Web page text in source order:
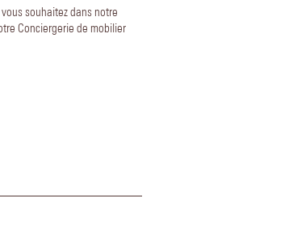
souhaitez dans notre
Conciergerie de mobilier